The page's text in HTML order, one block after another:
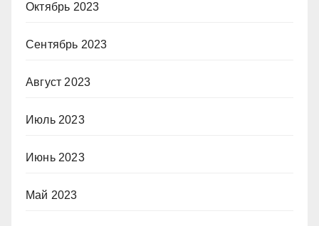
Октябрь 2023
Сентябрь 2023
Август 2023
Июль 2023
Июнь 2023
Май 2023